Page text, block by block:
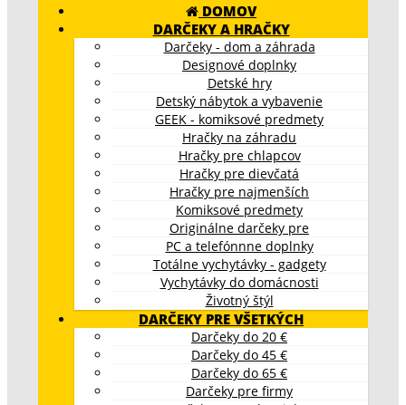
DOMOV
DARČEKY A HRAČKY
Darčeky - dom a záhrada
Designové doplnky
Detské hry
Detský nábytok a vybavenie
GEEK - komiksové predmety
Hračky na záhradu
Hračky pre chlapcov
Hračky pre dievčatá
Hračky pre najmenších
Komiksové predmety
Originálne darčeky pre
PC a telefónnne doplnky
Totálne vychytávky - gadgety
Vychytávky do domácnosti
Životný štýl
DARČEKY PRE VŠETKÝCH
Darčeky do 20 €
Darčeky do 45 €
Darčeky do 65 €
Darčeky pre firmy